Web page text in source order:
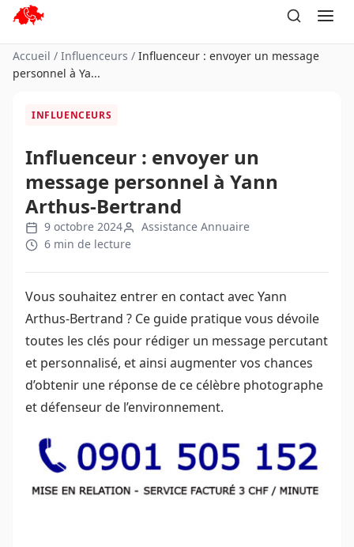
Aller
contenu
Accueil / Influenceurs / Influenceur : envoyer un message
personnel à Ya...
INFLUENCEURS
Influenceur : envoyer un
message personnel à Yann
Arthus-Bertrand
9 octobre 2024
Assistance Annuaire
6 min de lecture
Vous souhaitez entrer en contact avec Yann
Arthus-Bertrand ? Ce guide pratique vous dévoile
toutes les clés pour rédiger un message percutant
et personnalisé, et ainsi augmenter vos chances
d’obtenir une réponse de ce célèbre photographe
et défenseur de l’environnement.